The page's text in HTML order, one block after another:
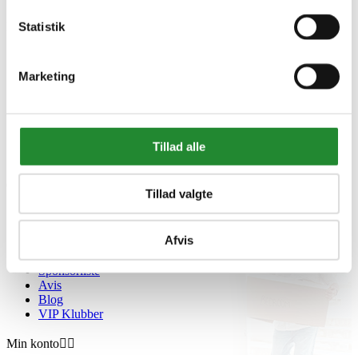
Statistik
Marketing
Tillad alle
Tillad valgte
Afvis
Information
Fortrydelsesret
Beregnere
Black Friday
Oversigt
Om os
Showroom
Sponsorliste
Avis
Blog
VIP Klubber
Min konto 